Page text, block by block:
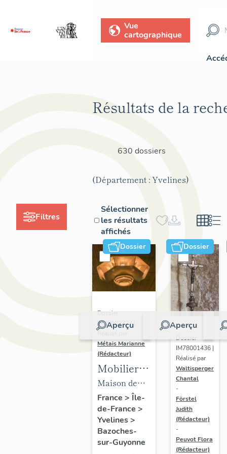
Vue
cartographique
Filtres
Résultats de la
630 dossiers
(Département : Yvelines)
Sélectionner
les résultats
affichés
Dossier
Aperçu
Dossier
IM78002723 |
Métais Marianne
(Rédacteur)
Mobilier
de la
maison
Louis
Carré
Maison de
villégiature
dite maison
Louis Carré
France > Île-
de-France >
Yvelines>
Bazoches-
sur-Guyonne
Dossier
Aperçu
Dossier
IM78001436 |
Réalisé par
Waltisperger
Chantal
-
Förstel
Judith
(Rédacteur)
-
Peuvot Flora
(Rédacteur)